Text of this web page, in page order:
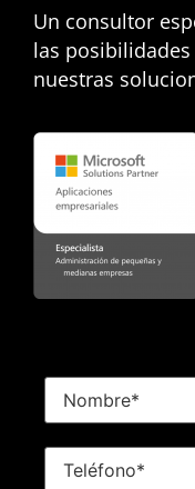
Un consultor
las
nuestras